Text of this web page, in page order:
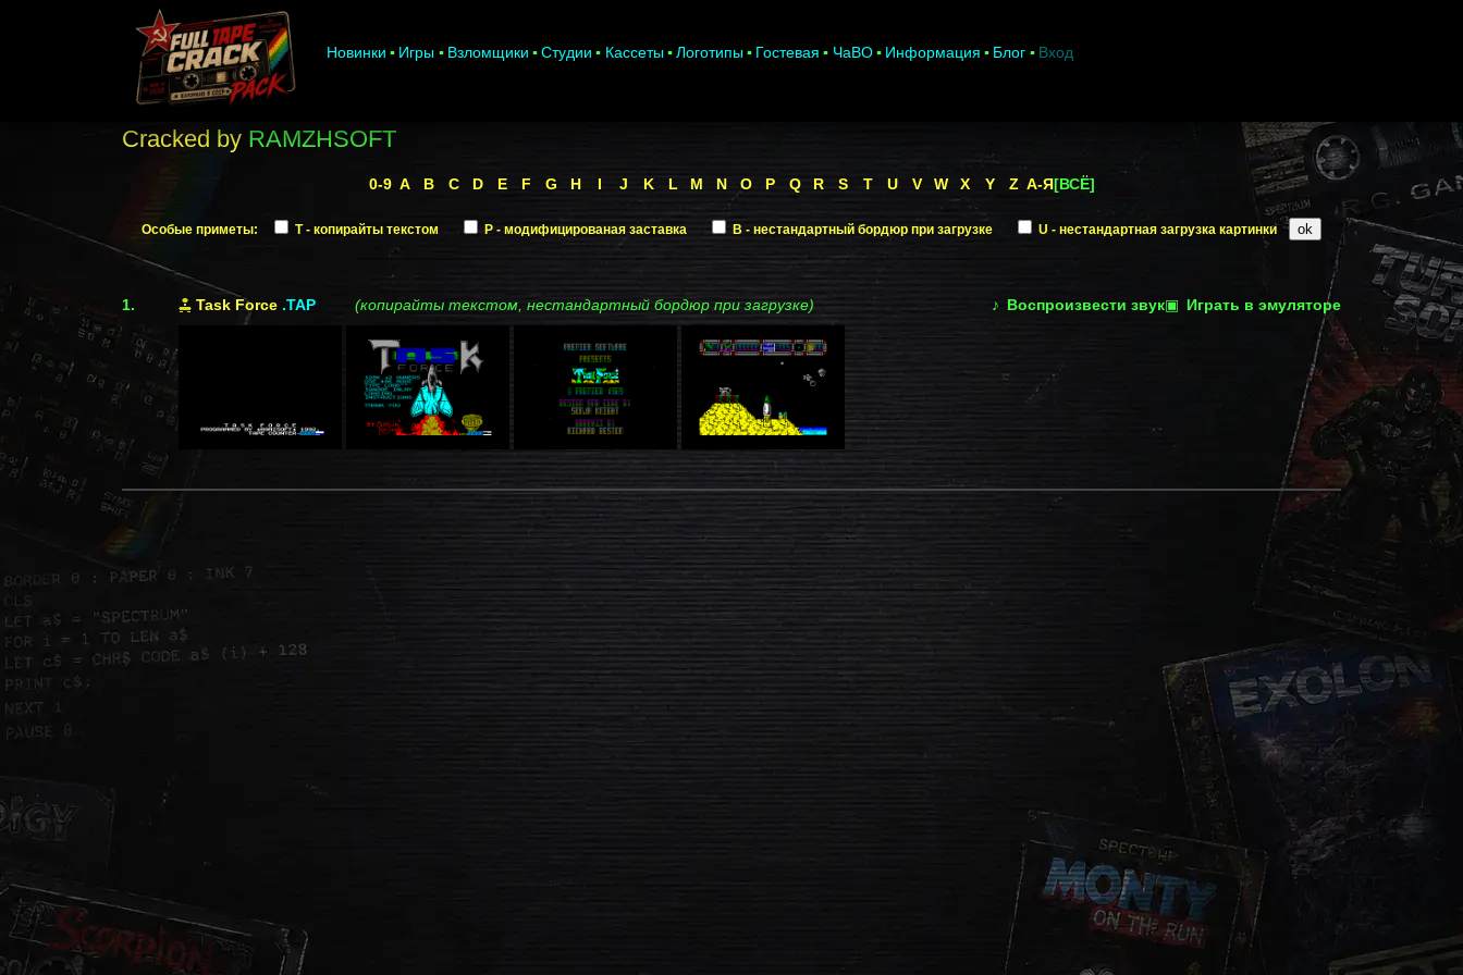
Новинки Игры Взломщики Студии Кассеты Логотипы Гостевая ЧаВО Информация Блог Вход
Cracked by RAMZHSOFT
0-9 A B C D E F G H I J K L M N O P Q R S T U V W X Y Z А-Я[ВСЁ]
Особые приметы: T - копирайты текстом P - модифицированая заставка B - нестандартный бордюр при загрузке U - нестандартная загрузка картинки
1. Task Force .TAP (копирайты текстом, нестандартный бордюр при загрузке) ♪ Воспроизвести звук▣ Играть в эмуляторе